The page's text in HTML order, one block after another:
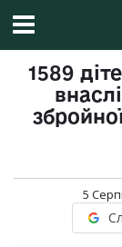
1589
5